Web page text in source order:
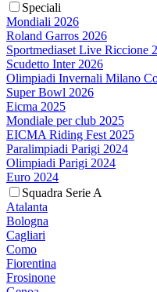
Speciali
Mondiali 2026
Roland Garros 2026
Sportmediaset Live Riccione
Scudetto Inter 2026
Olimpiadi Invernali Milano
Super Bowl 2026
Eicma 2025
Mondiale per club 2025
EICMA Riding Fest 2025
Paralimpiadi Parigi 2024
Olimpiadi Parigi 2024
Euro 2024
Squadra Serie A
Atalanta
Bologna
Cagliari
Como
Fiorentina
Frosinone